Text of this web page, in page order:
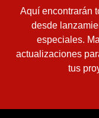
Aquí encontrarán
desde
especiales.
actualizaciones
tus